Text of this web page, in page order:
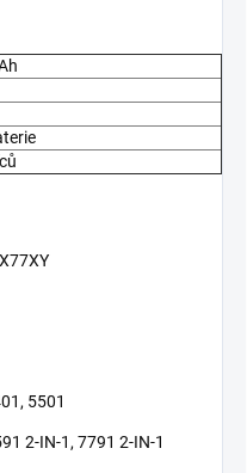
5501
2-IN-1, 7791 2-IN-1